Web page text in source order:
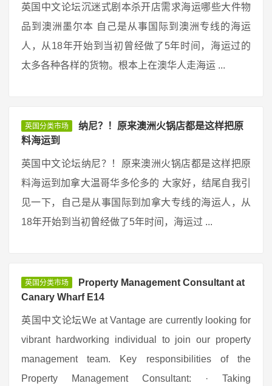
英国中文论坛沉迷式剧本杀开店需求海运哪些大件物
品到澳洲墨尔本 自己是从事国际到澳洲专线的海运
人，从18年开始到当初曾经做了5年时间，海运过的
太多各种各样的货物。根本上在澳华人走海运 ...
英国分类市场
纳尼？！原来澳洲火锅店都是这样把原
料海运到
英国中文论坛纳尼？！原来澳洲火锅店都是这样把原
料海运到加拿大温哥华多伦多的 大家好，结尾自我引
见一下，自己是从事国际到加拿大专线的海运人，从
18年开始到当初曾经做了5年时间，海运过 ...
英国分类市场
Property Management Consultant at
Canary Wharf E14
英国中文论坛We at Vantage are currently looking for
vibrant hardworking individual to join our property
management team. Key responsibilities of the
Property Management Consultant: · Taking